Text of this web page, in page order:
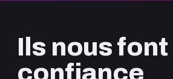
Ils nous font
confiance